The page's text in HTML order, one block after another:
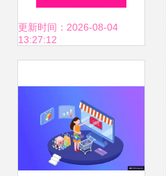
传承与创新
更新时间：2026-08-04
13:27:12